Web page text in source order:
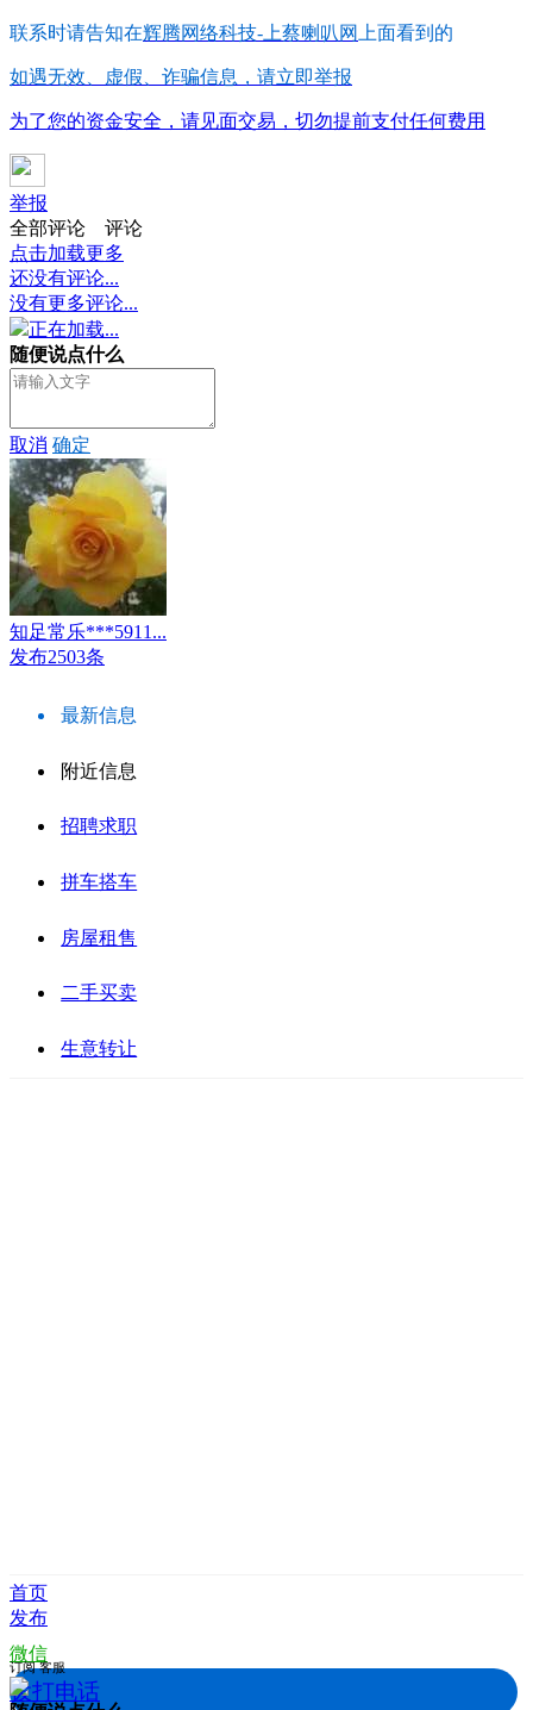
联系时请告知在辉腾网络科技-上蔡喇叭网 上面看到的
如遇无效、虚假、诈骗信息，请立即举报
为了您的资金安全，请见面交易，切勿提前支付任何费用
举报
全部评论
评论
点击加载更多
还没有评论...
没有更多评论...
正在加载...
随便说点什么
取消 确定
知足常乐***5911...
发布2503条
最新信息
附近信息
招聘求职
拼车搭车
房屋租售
二手买卖
生意转让
首页
发布
微信
拨打电话
订阅 客服